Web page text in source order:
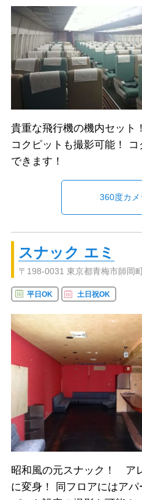
貴重な飛行機の機内セット
コクピットも撮影可能！
できます！
360度カメ
スナック エミ
〒198-0031 東京都青梅市師岡
平日OK 土日祝OK
昭和風の元スナック！ ア
に変身！ 同フロアにはア